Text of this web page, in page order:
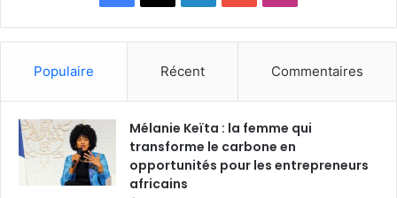
a
b
o
i
e
d
o
u
b
n
a
g
Populaire Récent Commentaires
Mélanie Keïta : la femme qui
transforme le carbone en
opportunités pour les entrepreneurs
africains